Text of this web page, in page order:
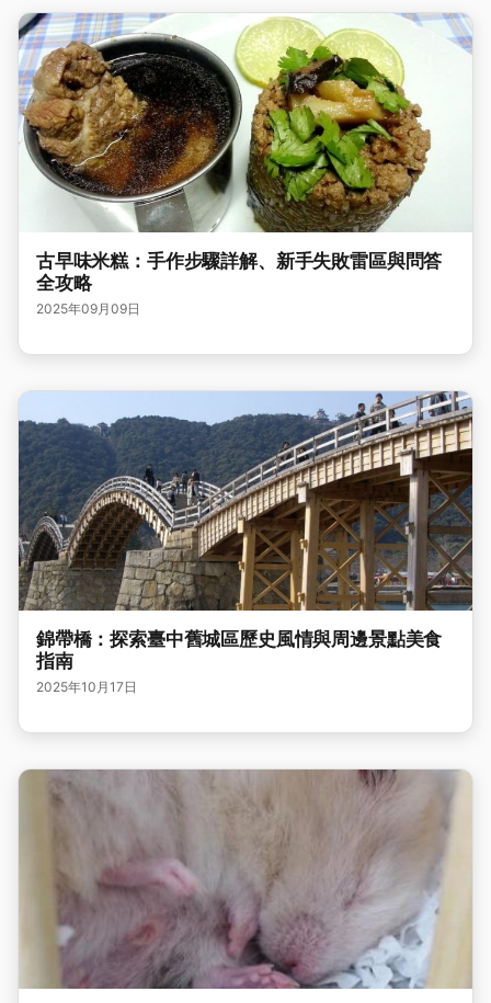
古早味米糕：手作步驟詳解、新手失敗雷區與問答
全攻略
2025年09月09日
錦帶橋：探索臺中舊城區歷史風情與周邊景點美食
指南
2025年10月17日